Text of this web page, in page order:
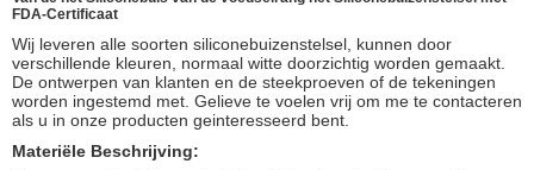
FDA-Certificaat
Wij leveren alle soorten siliconebuizenstelsel, kunnen door
verschillende kleuren, normaal witte doorzichtig worden gemaakt
De ontwerpen van klanten en de steekproeven of de tekeningen
worden ingestemd met. Gelieve te voelen vrij om me te contacteren
als u in onze producten geinteresseerd bent.
Materiële Beschrijving: